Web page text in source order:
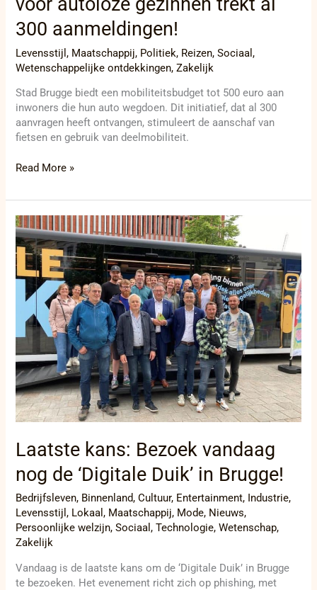
300 aanmeldingen!
Levensstijl , Maatschappij, Politiek, Reizen,Sociaal ,
Wetenschappelijke ontdekkingen,Zakelijk
Stad Brugge biedt een mobiliteitsbudget tot 500 euro aan
inwoners die hun auto wegdoen. Dit initiatief, dat al 300
aanvragen heeft ontvangen, stimuleert de aanschaf van
fietsen en gebruik van deelmobiliteit.
Read More »
Laatste kans: Bezoek vandaag
nog de ‘Digitale Duik’ in Brugge!
Bedrijfsleven, Binnenland,Cultuur, Entertainment, Industrie,
Levensstijl, Lokaal, Maatschappij, Mode, Nieuws,
Persoonlijke welzijn,Sociaal,Technologie,Wetenschap,
Zakelijk
Vandaag is de laatste kans om de ‘Digitale Duik’ in Brugge
te bezoeken. Het evenement richt zich op phishing, met
Laatste
kans:
Bezoek
vandaag
nog
de
‘Digitale
Duik’
in
Brugge!